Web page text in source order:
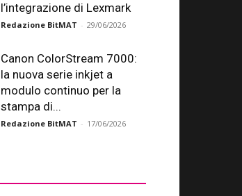
l’integrazione di Lexmark
Redazione BitMAT - 29/06/2026
Canon ColorStream 7000:
la nuova serie inkjet a
modulo continuo per la
stampa di...
Redazione BitMAT - 17/06/2026